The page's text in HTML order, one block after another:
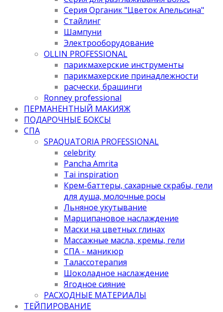
Серия Органик "Цветок Апельсина"
Стайлинг
Шампуни
Электрооборудование
OLLIN PROFESSIONAL
парикмахерские инструменты
парикмахерские принадлежности
расчески, брашинги
Ronney professional
ПЕРМАНЕНТНЫЙ МАКИЯЖ
ПОДАРОЧНЫЕ БОКСЫ
СПА
SPAQUATORIA PROFESSIONAL
celebrity
Pancha Amrita
Tai inspiration
Крем-баттеры, сахарные скрабы, гели
для душа, молочные росы
Льняное укутывание
Марципановое наслаждение
Маски на цветных глинах
Массажные масла, кремы, гели
СПА - маникюр
Талассотерапия
Шоколадное наслаждение
Ягодное сияние
РАСХОДНЫЕ МАТЕРИАЛЫ
ТЕЙПИРОВАНИЕ